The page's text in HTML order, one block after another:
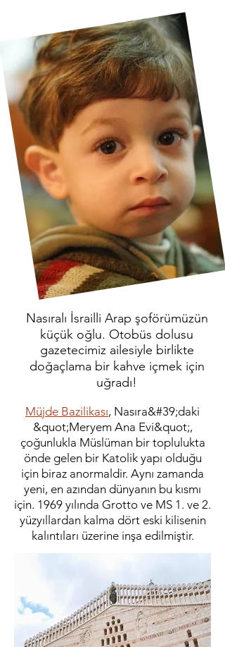
Nasıralı İsrailli Arap şoförümüzün
küçük oğlu. Otobüs dolusu
gazetecimiz ailesiyle birlikte
doğaçlama bir kahve içmek için
uğradı!
Müjde Bazilikası, Nasıra&#39;daki
&quot;Meryem Ana Evi&quot;,
çoğunlukla Müslüman bir toplulukta
önde gelen bir Katolik yapı olduğu
için biraz anormaldir. Aynı zamanda
yeni, en azından dünyanın bu kısmı
için. 1969 yılında Grotto ve MS 1. ve 2.
yüzyıllardan kalma dört eski kilisenin
kalıntıları üzerine inşa edilmiştir.